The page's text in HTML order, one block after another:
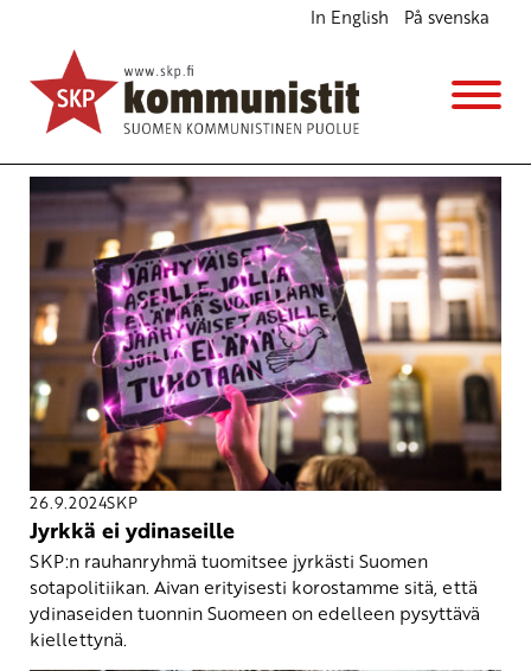
In English På svenska
ydinaseet
26.9.2024SKP
Jyrkkä ei ydinaseille
SKP:n rauhanryhmä tuomitsee jyrkästi Suomen
sotapolitiikan. Aivan erityisesti korostamme sitä, että
ydinaseiden tuonnin Suomeen on edelleen pysyttävä
kiellettynä.